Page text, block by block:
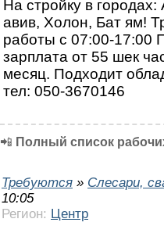
На стройку в
авив, Холон, Бат ям!
работы с 07:00-17:00
зарплата от 55 шек
месяц. Подходит
тел: 050-3670146
📲 Полный список
Требуются » Слесари,
10:05
Регион: Центр